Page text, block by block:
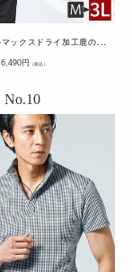
通
常
6,490円 （税込）